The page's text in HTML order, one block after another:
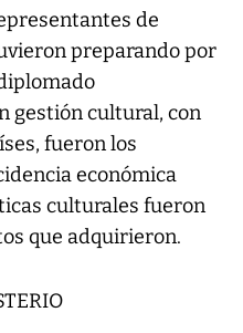
de
preparando por
gestión cultural, con
fueron los
económica
culturales fueron
que adquirieron.